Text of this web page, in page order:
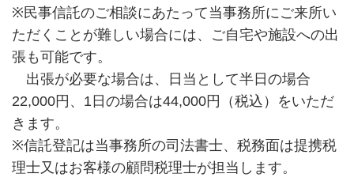
※民事信託のご相談にあたって当事務所にご来所い
ただくことが難しい場合には、ご自宅や施設への出
張も可能です。
出張が必要な場合は、日当として半日の場合
22,000円、1日の場合は44,000円（税込）をいただ
きます。
※信託登記は当事務所の司法書士、税務面は提携税
理士又はお客様の顧問税理士が担当します。